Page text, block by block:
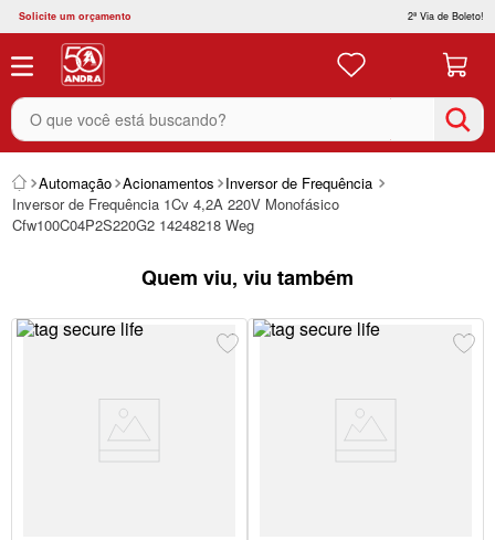
Solicite um orçamento 2ª Via de Boleto!
O que você está buscando?
Automação Acionamentos
Inversor de Frequência
Inversor de Frequência 1Cv 4,2A 220V Monofásico
Cfw100C04P2S220G2 14248218 Weg
Quem viu, viu também